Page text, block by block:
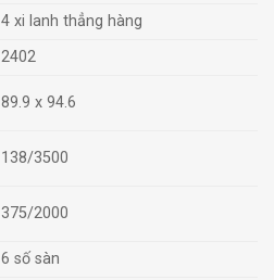
4 xi lanh thẳng hàng
2402
89.9 x 94.6
138/3500
375/2000
6 số sàn